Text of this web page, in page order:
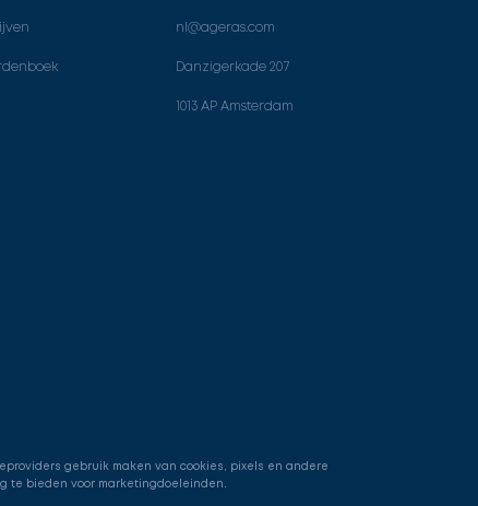
nl@ageras.com
Danzigerkade 207
1013 AP Amsterdam
gebruik maken van cookies, pixels en andere
te bieden voor marketingdoeleinden.